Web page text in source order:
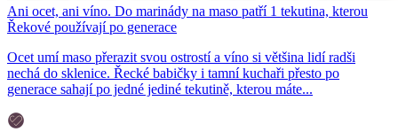
Ani ocet, ani víno. Do marinády na maso patří 1 tekutina, kterou
Řekové používají po generace
Ocet umí maso přerazit svou ostrostí a víno si většina lidí radši
nechá do sklenice. Řecké babičky i tamní kuchaři přesto po
generace sahají po jedné jediné tekutině, kterou máte...